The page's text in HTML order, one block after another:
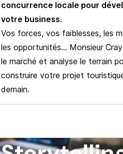
concurrence locale pour
votre business.
Vos forces, vos faiblesses, les
les opportunités… Monsieur
le marché et analyse le terrain
construire votre projet
demain.